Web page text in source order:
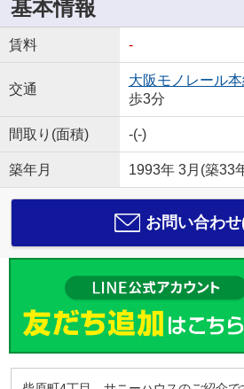
基本情報
賃料 -
交通
大阪モノレール
歩3分
間取り(面積) -(-)
築年月 1993年 3月(築33
お問い合わ